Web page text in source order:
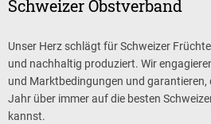
Schweizer Obstverband
Unser Herz schlägt für Schweizer
und nachhaltig produziert. Wir
und Marktbedingungen und garantieren,
Jahr über immer auf die besten
kannst.